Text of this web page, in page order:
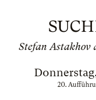
Stefan Astakhov
20.